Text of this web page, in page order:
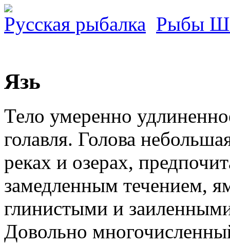
Русская рыбалка Рыбы
Язь
Тело умеренно
голавля. Голова
реках и озерах,
замедленным течением,
глинистыми и
Довольно